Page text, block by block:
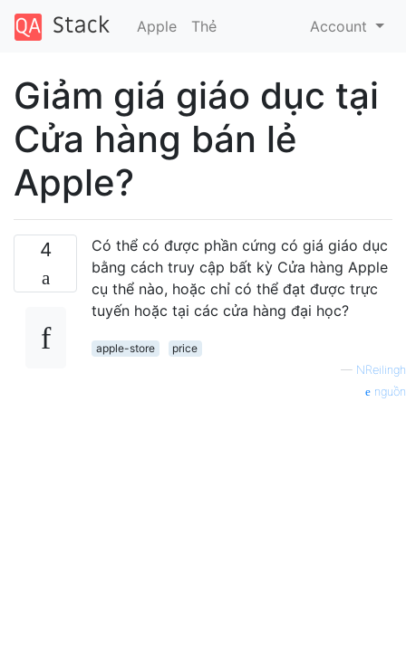
Apple Thẻ Account
Giảm giá giáo dục tại
Cửa hàng bán lẻ
Apple?
4
Có thể có được phần cứng có giá giáo dục
bằng cách truy cập bất kỳ Cửa hàng Apple
cụ thể nào, hoặc chỉ có thể đạt được trực
tuyến hoặc tại các cửa hàng đại học?
apple-store
price
— NReilingh
nguồn